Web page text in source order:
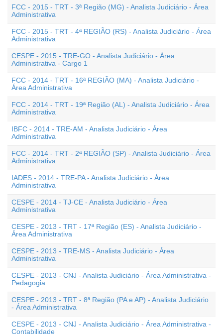
FCC - 2015 - TRT - 3ª Região (MG) - Analista Judiciário - Área
Administrativa
FCC - 2015 - TRT - 4ª REGIÃO (RS) - Analista Judiciário - Área
Administrativa
CESPE - 2015 - TRE-GO - Analista Judiciário - Área
Administrativa - Cargo 1
FCC - 2014 - TRT - 16ª REGIÃO (MA) - Analista Judiciário -
Área Administrativa
FCC - 2014 - TRT - 19ª Região (AL) - Analista Judiciário - Área
Administrativa
IBFC - 2014 - TRE-AM - Analista Judiciário - Área
Administrativa
FCC - 2014 - TRT - 2ª REGIÃO (SP) - Analista Judiciário - Área
Administrativa
IADES - 2014 - TRE-PA - Analista Judiciário - Área
Administrativa
CESPE - 2014 - TJ-CE - Analista Judiciário - Área
Administrativa
CESPE - 2013 - TRT - 17ª Região (ES) - Analista Judiciário -
Área Administrativa
CESPE - 2013 - TRE-MS - Analista Judiciário - Área
Administrativa
CESPE - 2013 - CNJ - Analista Judiciário - Área Administrativa -
Pedagogia
CESPE - 2013 - TRT - 8ª Região (PA e AP) - Analista Judiciário
- Área Administrativa
CESPE - 2013 - CNJ - Analista Judiciário - Área Administrativa -
Contabilidade